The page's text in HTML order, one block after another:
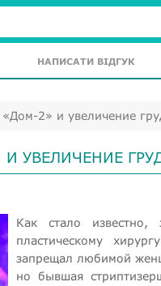
НАПИСАТИ ВІДГУК
2» и увеличение
УВЕЛИЧЕНИЕ
Как стало
пластическому
запрещал любимой
но бывшая